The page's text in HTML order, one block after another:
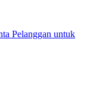
Pelanggan untuk